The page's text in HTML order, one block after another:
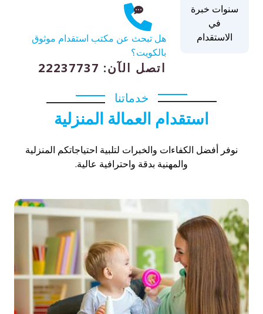
سنوات خبرة
في
الاستقدام
هل تبحث عن مكتب استقدام موثوق
بالكويت؟
اتصل الآن: 22237737
خدماتنا
استقدام العمالة المنزلية
نوفر أفضل الكفاءات والخبرات لتلبية احتياجاتكم المنزلية
والمهنية بدقة واحترافية عالية.